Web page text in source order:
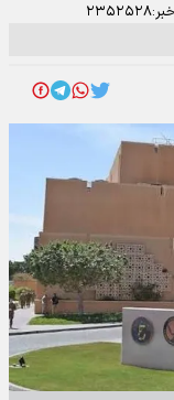
۲۳۵۲۵۲۸